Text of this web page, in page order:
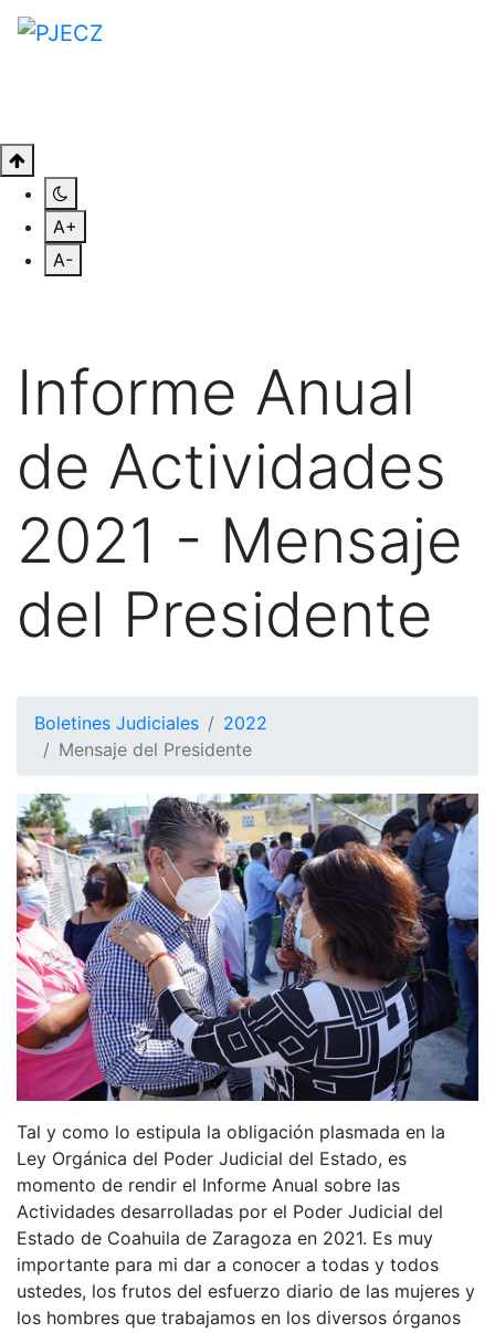
A+
A-
Informe Anual
de Actividades
2021 - Mensaje
del Presidente
Boletines Judiciales
2022
Mensaje del Presidente
Tal y como lo estipula la obligación plasmada en la
Ley Orgánica del Poder Judicial del Estado, es
momento de rendir el Informe Anual sobre las
Actividades desarrolladas por el Poder Judicial del
Estado de Coahuila de Zaragoza en 2021. Es muy
importante para mi dar a conocer a todas y todos
ustedes, los frutos del esfuerzo diario de las mujeres y
los hombres que trabajamos en los diversos órganos